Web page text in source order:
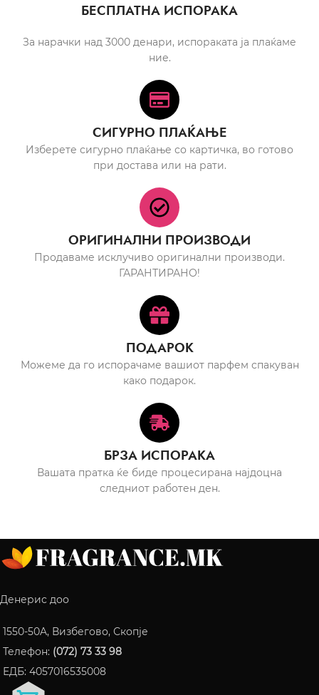
БЕСПЛАТНА ИСПОРАКА
За нарачки над 3000 денари, испораката ја плаќаме
ние.
СИГУРНО ПЛАЌАЊЕ
Изберете сигурно плаќање со картичка, во готово
при достава или на рати.
ОРИГИНАЛНИ ПРОИЗВОДИ
Продаваме исклучиво оригинални производи.
ГАРАНТИРАНО!
ПОДАРОК
Можеме да го испорачаме вашиот парфем спакуван
како подарок.
БРЗА ИСПОРАКА
Вашата пратка ќе биде процесирана најдоцна
следниот работен ден.
Денерис доо
1550-50A, Визбегово, Скопје
Телефон: (072) 73 33 98
ЕДБ: 4057016535008